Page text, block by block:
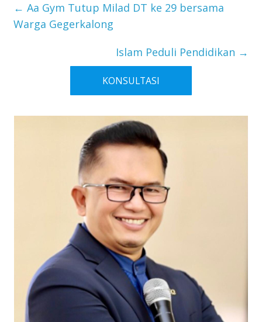
← Aa Gym Tutup Milad DT ke 29 bersama
Warga Gegerkalong
Islam Peduli Pendidikan →
KONSULTASI